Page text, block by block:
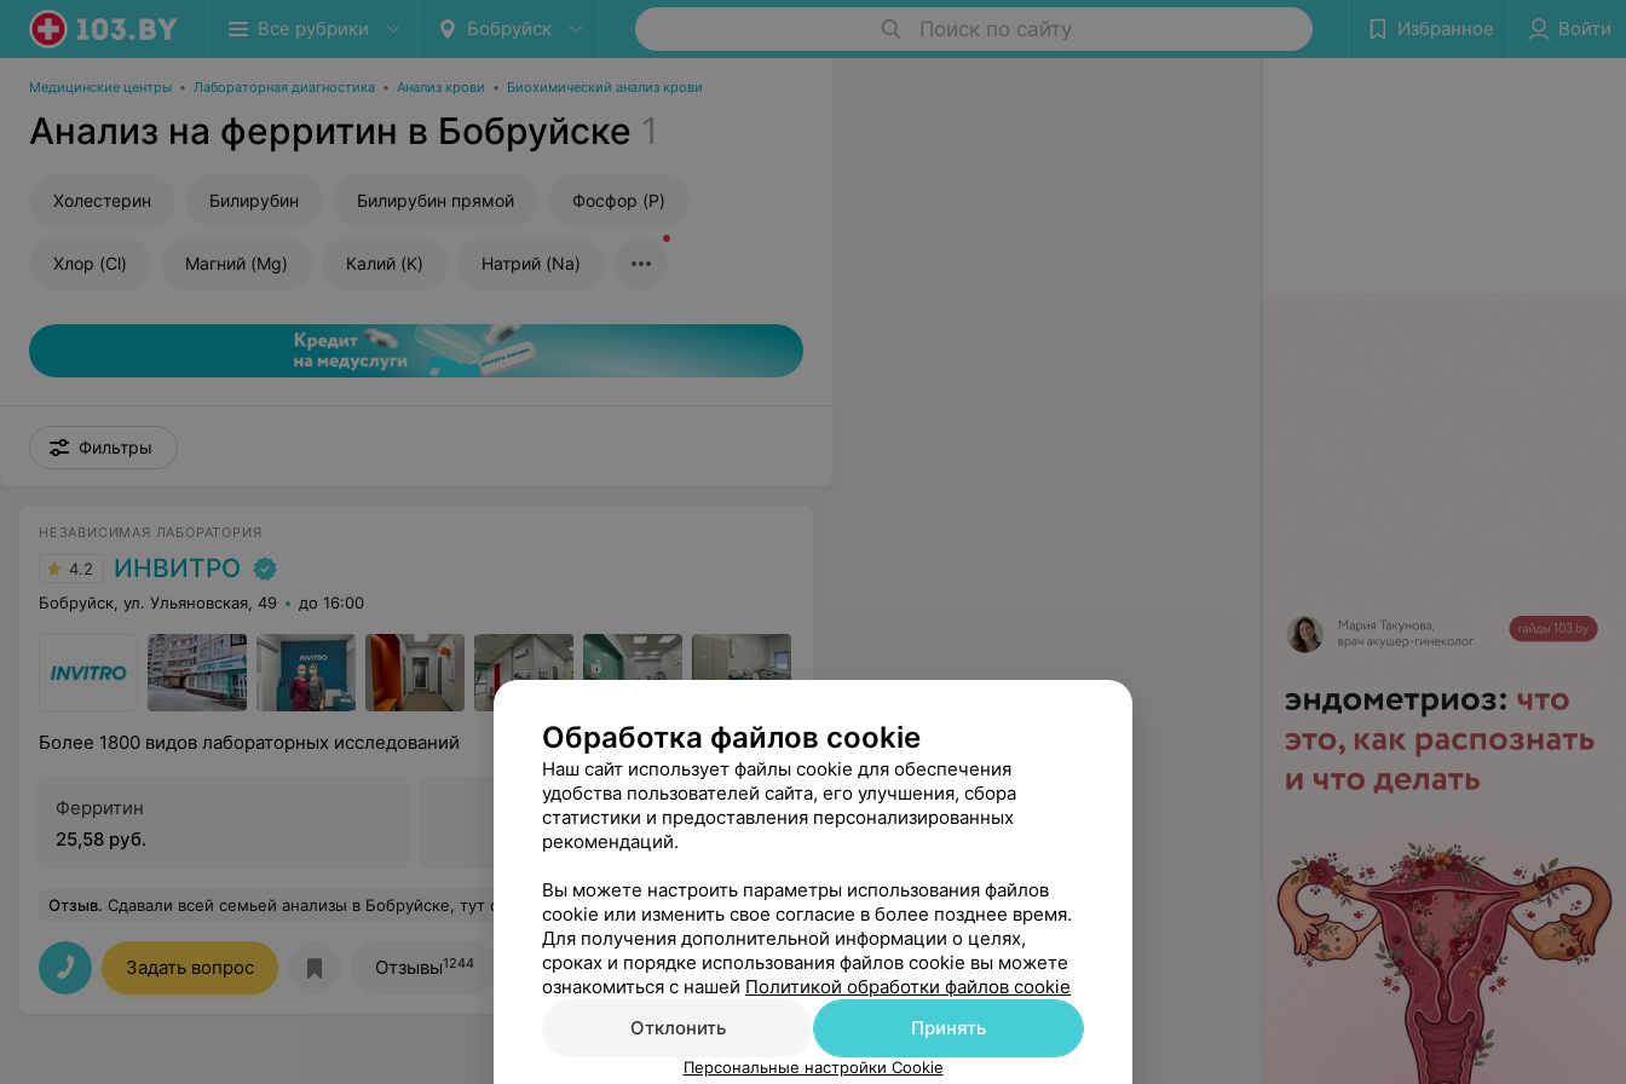
Все рубрики Бобруйск Поиск по сайту Избранное Войти
Медицинские центры • Лабораторная диагностика • Анализ крови • Биохимический анализ крови
Анализ на ферритин в Бобруйске 1
Холестерин Билирубин Билирубин прямой Фосфор (P)
Хлор (Cl) Магний (Mg) Калий (K) Натрий (Na)
Фильтры
НЕЗАВИСИМАЯ ЛАБОРАТОРИЯ
4.2 ИНВИТРО
Бобруйск, ул. Ульяновская, 49 до 16:00
Более 1800 видов лабораторных исследований
Ферритин
25,58 руб.
Все цены
Отзыв. Сдавали всей семьей анализы в Бобруйске, тут самые приветливые девчонки работают. Однозначно рекомедосьен! Еще
Задать вопрос Отзывы1244 Все адреса
Обработка файлов cookie
Наш сайт использует файлы cookie для обеспечения
удобства пользователей сайта, его улучшения, сбора
статистики и предоставления персонализированных
рекомендаций.
Вы можете настроить параметры использования файлов
cookie или изменить свое согласие в более позднее время.
Для получения дополнительной информации о целях,
сроках и порядке использования файлов cookie вы можете
ознакомиться с нашей Политикой обработки файлов cookie
Отклонить
Принять
Персональные настройки Cookie